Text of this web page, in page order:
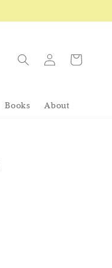
Books About